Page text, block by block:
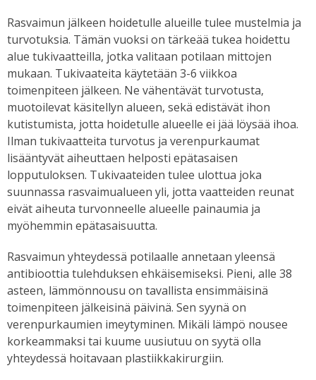
Rasvaimun jälkeen hoidetulle alueille tulee mustelmia ja
turvotuksia. Tämän vuoksi on tärkeää tukea hoidettu
alue tukivaatteilla, jotka valitaan potilaan mittojen
mukaan. Tukivaateita käytetään 3-6 viikkoa
toimenpiteen jälkeen. Ne vähentävät turvotusta,
muotoilevat käsitellyn alueen, sekä edistävät ihon
kutistumista, jotta hoidetulle alueelle ei jää löysää ihoa.
Ilman tukivaatteita turvotus ja verenpurkaumat
lisääntyvät aiheuttaen helposti epätasaisen
lopputuloksen. Tukivaateiden tulee ulottua joka
suunnassa rasvaimualueen yli, jotta vaatteiden reunat
eivät aiheuta turvonneelle alueelle painaumia ja
myöhemmin epätasaisuutta.
Rasvaimun yhteydessä potilaalle annetaan yleensä
antibioottia tulehduksen ehkäisemiseksi. Pieni, alle 38
asteen, lämmönnousu on tavallista ensimmäisinä
toimenpiteen jälkeisinä päivinä. Sen syynä on
verenpurkaumien imeytyminen. Mikäli lämpö nousee
korkeammaksi tai kuume uusiutuu on syytä olla
yhteydessä hoitavaan plastiikkakirurgiin.